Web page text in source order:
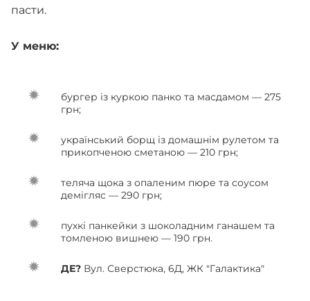
пасти.
У меню:
бургер із куркою панко та масдамом — 275
грн;
український борщ із домашнім рулетом та
прикопченою сметаною — 210 грн;
теляча щока з опаленим пюре та соусом
демігляс — 290 грн;
пухкі панкейки з шоколадним ганашем та
томленою вишнею — 190 грн.
ДЕ? Вул. Сверстюка, 6Д, ЖК "Галактика"